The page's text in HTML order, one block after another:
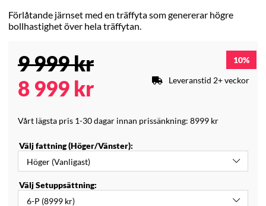
Förlåtande järnset med en träffyta som genererar högre
bollhastighet över hela träffytan.
9 999kr
8 999 kr
Vårt lägsta pris 1-30 dagar innan prissänkning: 8999 kr
10
Leveranstid 2+ veckor
Välj fattning (Höger/Vänster):
Välj Setuppsättning: